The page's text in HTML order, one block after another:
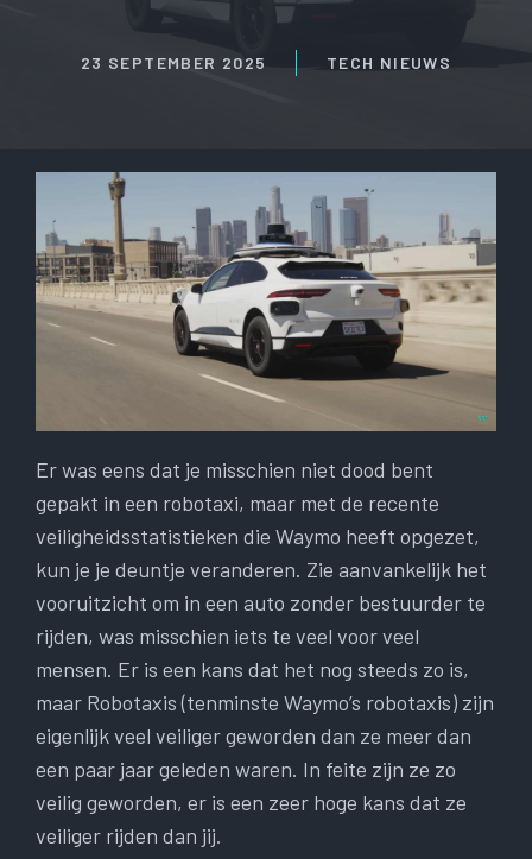
23 SEPTEMBER 2025 TECH NIEUWS
Er was eens dat je misschien niet dood bent
gepakt in een robotaxi, maar met de recente
veiligheidsstatistieken die Waymo heeft opgezet,
kun je je deuntje veranderen. Zie aanvankelijk het
vooruitzicht om in een auto zonder bestuurder te
rijden, was misschien iets te veel voor veel
mensen. Er is een kans dat het nog steeds zo is,
maar Robotaxis (tenminste Waymo’s robotaxis) zijn
eigenlijk veel veiliger geworden dan ze meer dan
een paar jaar geleden waren. In feite zijn ze zo
veilig geworden, er is een zeer hoge kans dat ze
veiliger rijden dan jij.